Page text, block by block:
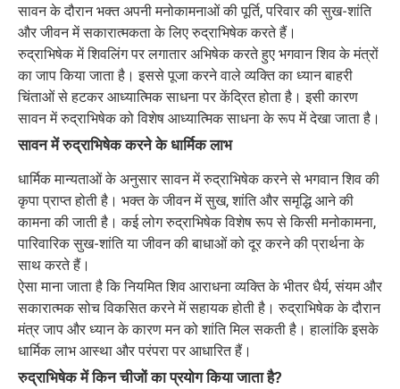
सावन के दौरान भक्त अपनी मनोकामनाओं की पूर्ति, परिवार की सुख-शांति
और जीवन में सकारात्मकता के लिए रुद्राभिषेक करते हैं।
रुद्राभिषेक में शिवलिंग पर लगातार अभिषेक करते हुए भगवान शिव के मंत्रों
का जाप किया जाता है। इससे पूजा करने वाले व्यक्ति का ध्यान बाहरी
चिंताओं से हटकर आध्यात्मिक साधना पर केंद्रित होता है। इसी कारण
सावन में रुद्राभिषेक को विशेष आध्यात्मिक साधना के रूप में देखा जाता है।
सावन में रुद्राभिषेक करने के धार्मिक लाभ
धार्मिक मान्यताओं के अनुसार सावन में रुद्राभिषेक करने से भगवान शिव की
कृपा प्राप्त होती है। भक्त के जीवन में सुख, शांति और समृद्धि आने की
कामना की जाती है। कई लोग रुद्राभिषेक विशेष रूप से किसी मनोकामना,
पारिवारिक सुख-शांति या जीवन की बाधाओं को दूर करने की प्रार्थना के
साथ करते हैं।
ऐसा माना जाता है कि नियमित शिव आराधना व्यक्ति के भीतर धैर्य, संयम और
सकारात्मक सोच विकसित करने में सहायक होती है। रुद्राभिषेक के दौरान
मंत्र जाप और ध्यान के कारण मन को शांति मिल सकती है। हालांकि इसके
धार्मिक लाभ आस्था और परंपरा पर आधारित हैं।
रुद्राभिषेक में किन चीजों का प्रयोग किया जाता है?